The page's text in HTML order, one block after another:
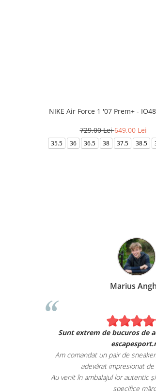
NIKE Air Force 1 '07 Prem+ -
729,00 Lei649,00 Lei
35.5 36 36.5 38 37.5 38.5
Marius
Sunt extrem de bucuros de
Am comandat un pair de
adevărat impresionat
Au venit în ambalajul lor autentic
specifice